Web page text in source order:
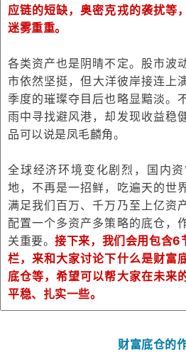
应链的短缺，奥密克戎的袭扰等
迷雾重重。
各类资产也是阴晴不定。股市波
市依然坚挺，但大洋彼岸接连上
季度的璀璨夺目后也略显黯淡。
雨中寻找避风港，却发现收益稳
品可以说是凤毛麟角。
全球经济环境变化剧烈，国内
地，不再是一招鲜，吃遍天的世
满足我们百万、千万乃至上亿资
配置一个多资产多策略的底仓，
关重要。接下来，我们会用包含6
栏，来和大家讨论下什么是财富
底仓等，希望可以帮大家在未来
平稳、扎实一些。
财富底仓的